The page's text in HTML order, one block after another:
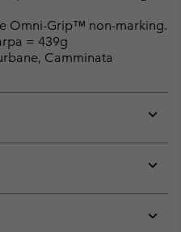
Omni-Grip™ non-marking.
= 439g
Camminata
or
or